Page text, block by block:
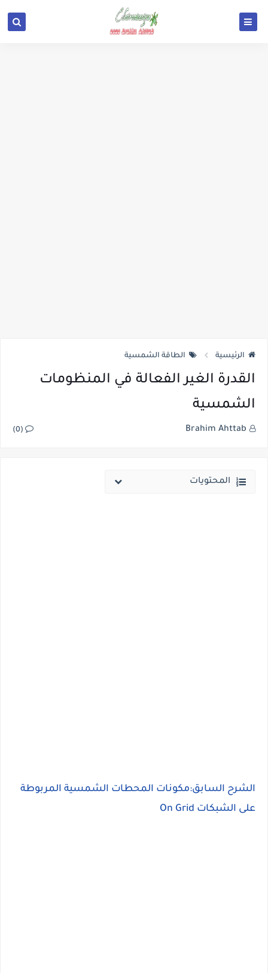
الرئيسية الطاقة الشمسية
القدرة الغير الفعالة في المنظومات
الشمسية
Brahim Ahttab
(0)
المحتويات
الشرح السابق:مكونات المحطات الشمسية المربوطة
على الشبكات On Grid